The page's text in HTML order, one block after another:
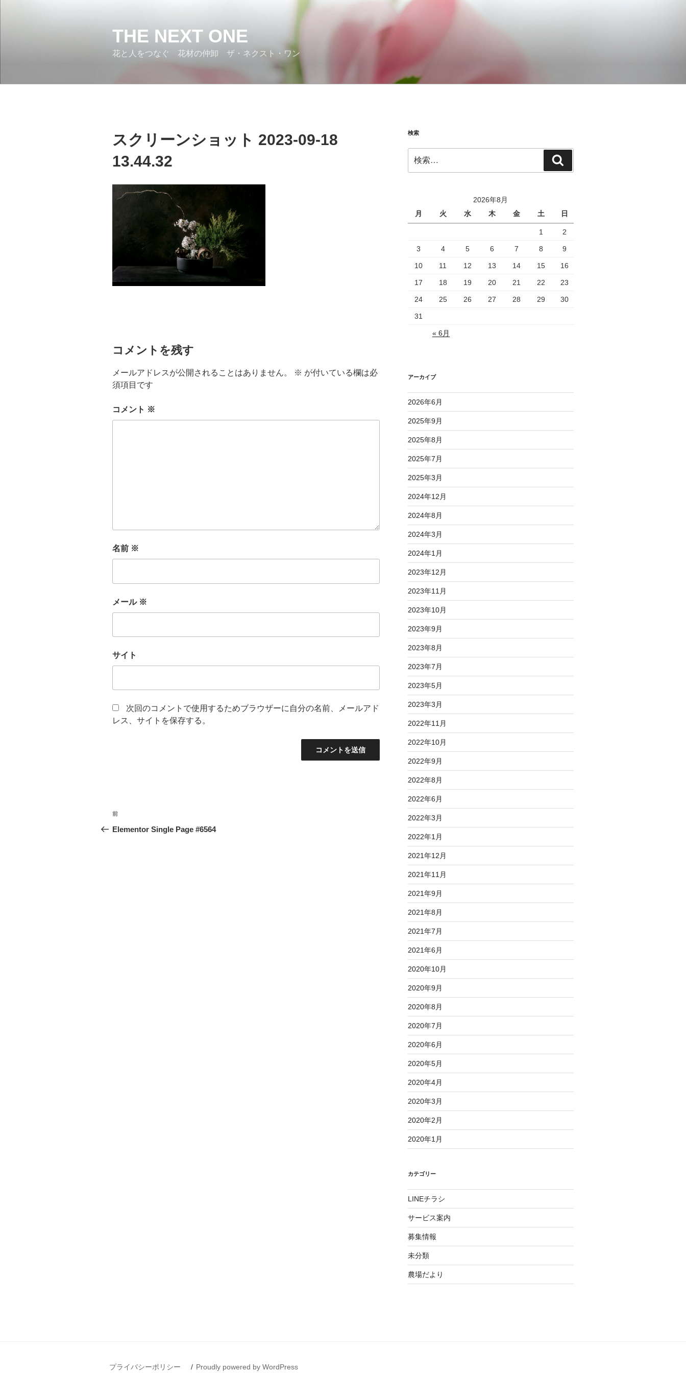
THE NEXT ONE
花と人をつなぐ 花材の仲卸 ザ・ネクスト・ワン
スクリーンショット 2023-09-18
13.44.32
コメントを残す
メールアドレスが公開されることはありません。 ※ が付いている欄は必
須項目です
コメント ※
名前 ※
メール ※
サイト
次回のコメントで使用するためブラウザーに自分の名前、メールアド
レス、サイトを保存する。
投
稿
前
の
前
Elementor Single Page #6564
検索
索:
索
2026年8月
月
火 水 木 金 土 日
1 2
3 4 5 6 7 8 9
10 11 12 13 14 15 16
17 18 19 20 21 22 23
24 25 26 27 28 29 30
31
« 6月
アーカイブ
2026年6月
2025年9月
2025年8月
2025年7月
2025年3月
2024年12月
2024年8月
2024年3月
2024年1月
2023年12月
2023年11月
2023年10月
2023年9月
2023年8月
2023年7月
2023年5月
2023年3月
2022年11月
2022年10月
2022年9月
2022年8月
2022年6月
2022年3月
2022年1月
2021年12月
2021年11月
2021年9月
2021年8月
2021年7月
2021年6月
2020年10月
2020年9月
2020年8月
2020年7月
2020年6月
2020年5月
2020年4月
2020年3月
2020年2月
2020年1月
カテゴリー
LINEチラシ
サービス案内
募集情報
未分類
農場だより
プライバシーポリシー Proudly powered by WordPress